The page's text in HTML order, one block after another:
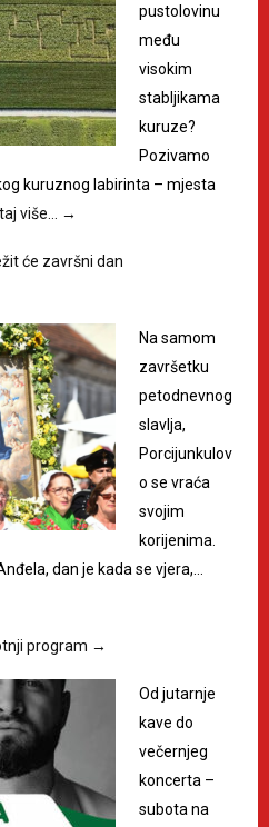
pustolovinu
među
visokim
stabljikama
kuruze?
Pozivamo
kuruznog labirinta – mjesta
više… →
će završni dan
Na samom
završetku
petodnevnog
slavlja,
Porcijunkulov
o se vraća
svojim
korijenima.
dan je kada se vjera,…
program →
Od jutarnje
kave do
večernjeg
koncerta –
subota na